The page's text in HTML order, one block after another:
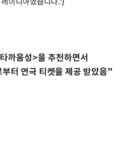
까움성>을 추천하면서
터 연극 티켓을 제공 받았음"